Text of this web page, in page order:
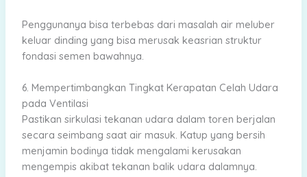
Penggunanya bisa terbebas dari masalah air meluber
keluar dinding yang bisa merusak keasrian struktur
fondasi semen bawahnya.
6. Mempertimbangkan Tingkat Kerapatan Celah Udara
pada Ventilasi
Pastikan sirkulasi tekanan udara dalam toren berjalan
secara seimbang saat air masuk. Katup yang bersih
menjamin bodinya tidak mengalami kerusakan
mengempis akibat tekanan balik udara dalamnya.